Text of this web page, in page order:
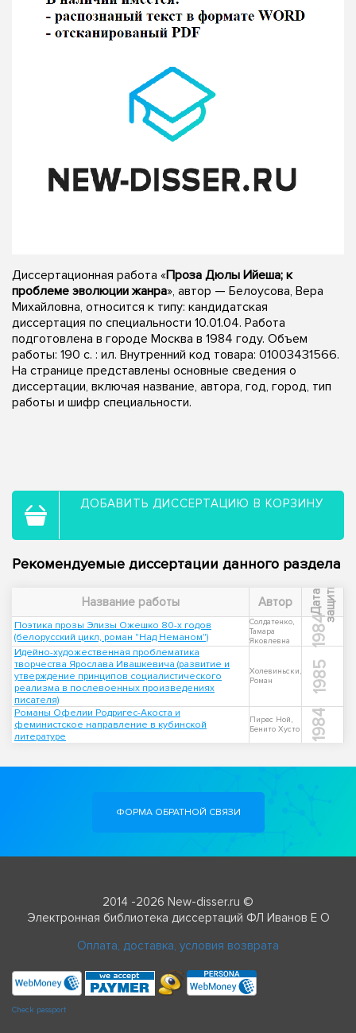
Диссертационная работа «Проза Дюлы Ийеша; к
проблеме эволюции жанра», автор — Белоусова, Вера
Михайловна, относится к типу: кандидатская
диссертация по специальности 10.01.04. Работа
подготовлена в городе Москва в 1984 году. Объем
работы: 190 c. : ил. Внутренний код товара: 01003431566.
На странице представлены основные сведения о
диссертации, включая название, автора, год, город, тип
работы и шифр специальности.
ДОБАВИТЬ ДИССЕРТАЦИЮ В КОРЗИНУ
Рекомендуемые диссертации данного раздела
Название работы Автор Д
а
т
а
з
а
щ
и
т ы
Поэтика прозы Элизы Ожешко 80-х годов
(белорусский цикл, роман "Над Неманом")
Солдатенко,
Тамара
Яковлевна
1984
Идейно-художественная проблематика
творчества Ярослава Ивашкевича (развитие и
утверждение принципов социалистического
реализма в послевоенных произведениях
писателя)
Холевиньски,
Роман
1985
Романы Офелии Родригес-Акоста и
феминистское направление в кубинской
литературе
Пирес Ной,
Бенито Хусто
1984
ФОРМА ОБРАТНОЙ СВЯЗИ
2014 -2026 New-disser.ru ©
Электронная библиотека диссертаций ФЛ Иванов Е О
Оплата, доставка, условия возврата
Check passport